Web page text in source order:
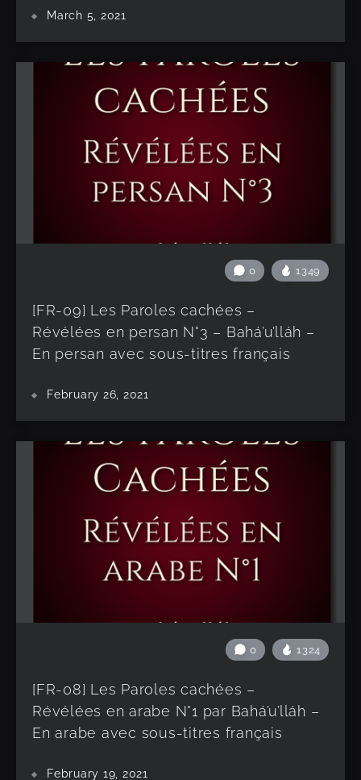
March 5, 2021
0 1349
[FR-09] Les Paroles cachées –
Révélées en persan N°3 – Bahá’u’lláh –
En persan avec sous-titres français
February 26, 2021
0 1324
[FR-08] Les Paroles cachées –
Révélées en arabe N°1 par Bahá’u’lláh –
En arabe avec sous-titres français
February 19, 2021